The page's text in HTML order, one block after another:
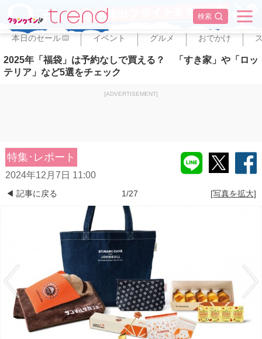
検索
✕
本日のセール PR イベント グルメ おでかけ
2025年「福袋」は予約なしで買える？ 「すき家」や「ロッ
テリア」など5選をチェック
[ADVERTISEMENT]
特集･レポート
2024年12月7日 11:00
◀ 記事に戻る 1/27 [写真を拡大]